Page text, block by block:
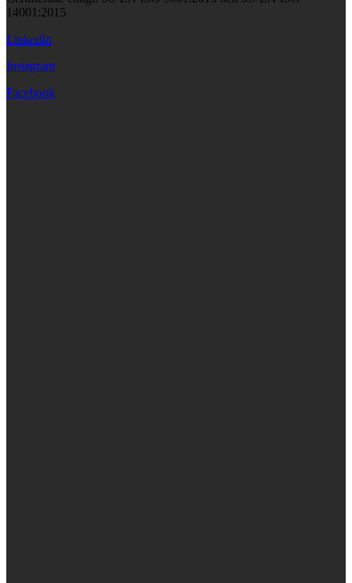
14001:2015
LinkedIn
Instagram
Facebook